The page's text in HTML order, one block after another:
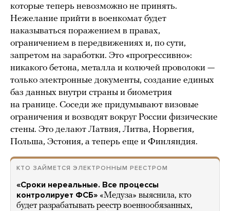
которые теперь невозможно не принять.
Нежелание прийти в военкомат будет
наказываться поражением в правах,
ограничением в передвижениях и, по сути,
запретом на заработки. Это «прогрессивно»:
никакого бетона, металла и колючей проволоки —
только электронные документы, создание единых
баз данных внутри страны и биометрия
на границе. Соседи же придумывают визовые
ограничения и возводят вокруг России физические
стены. Это делают Латвия, Литва, Норвегия,
Польша, Эстония, а теперь еще и Финляндия.
КТО ЗАЙМЕТСЯ ЭЛЕКТРОННЫМ РЕЕСТРОМ
«Сроки нереальные. Все процессы
контролирует ФСБ» «Медуза» выяснила, кто
будет разрабатывать реестр военнообязанных,